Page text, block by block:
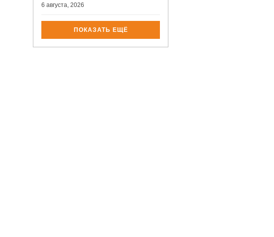
6 августа, 2026
ПОКАЗАТЬ ЕЩЁ